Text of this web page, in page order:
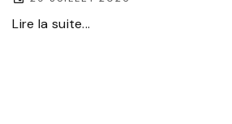
Lire la suite...